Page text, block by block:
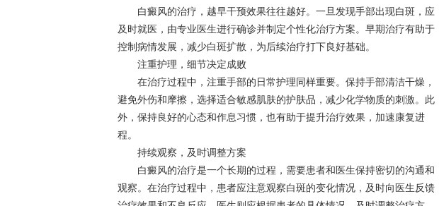
白癜风的治疗，越早干预效果往往越好。一旦发现手部出现白斑，应
及时就医，由专业医生进行确诊并制定个性化治疗方案。早期治疗有助于
控制病情发展，减少白斑扩散，为后续治疗打下良好基础。
注重护理，细节决定成败
在治疗过程中，注重手部的日常护理同样重要。保持手部清洁干燥，
避免外伤和摩擦，选择适合敏感肌肤的护肤品，减少化学物质的刺激。此
外，保持良好的心态和作息习惯，也有助于提升治疗效果，加速康复进
程。
持续观察，及时调整方案
白癜风的治疗是一个长期的过程，需要患者和医生保持密切的沟通和
观察。在治疗过程中，患者应注意观察白斑的变化情况，及时向医生反馈